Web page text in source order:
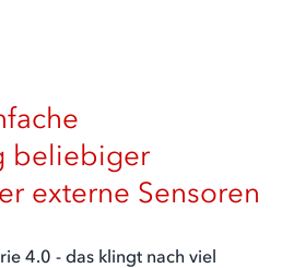
beliebiger
externe Sensoren
4.0 - das klingt nach viel